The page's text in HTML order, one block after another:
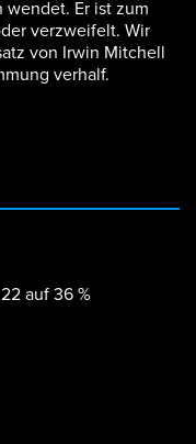
Er ist zum
verzweifelt. Wir
von Irwin Mitchell
verhalf.
auf 36 %